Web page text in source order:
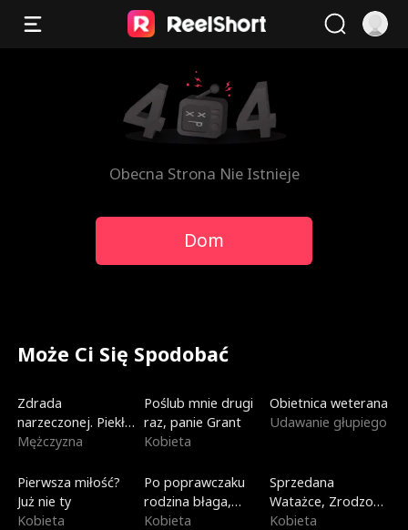
Obecna Strona Nie Istnieje
Dom
Może Ci Się Spodobać
Zdrada
narzeczonej. Piekło
Dantego
Mężczyzna
Poślub mnie drugi
raz, panie Grant
Kobieta
Obietnica weterana
Udawanie głupiego
Pierwsza miłość?
Już nie ty
Kobieta
Po poprawczaku
rodzina błaga,
żebym wróciła
Kobieta
Sprzedana
Watażce, Zrodzona
dla Nieba
Kobieta